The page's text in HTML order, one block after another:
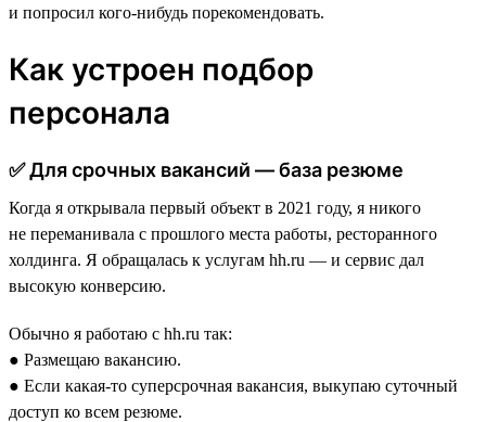
и попросил кого-нибудь порекомендовать.
Как устроен подбор
персонала
✅ Для срочных вакансий — база резюме
Когда я открывала первый объект в 2021 году, я никого
не переманивала с прошлого места работы, ресторанного
холдинга. Я обращалась к услугам hh.ru — и сервис дал
высокую конверсию.
Обычно я работаю с hh.ru так:
● Размещаю вакансию.
● Если какая-то суперсрочная вакансия, выкупаю суточный
доступ ко всем резюме.